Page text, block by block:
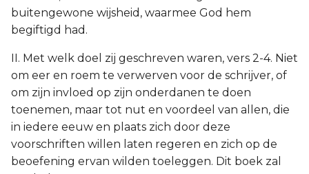
buitengewone wijsheid, waarmee God hem
begiftigd had.
II. Met welk doel zij geschreven waren, vers 2-4. Niet
om eer en roem te verwerven voor de schrijver, of
om zijn invloed op zijn onderdanen te doen
toenemen, maar tot nut en voordeel van allen, die
in iedere eeuw en plaats zich door deze
voorschriften willen laten regeren en zich op de
beoefening ervan wilden toeleggen. Dit boek zal